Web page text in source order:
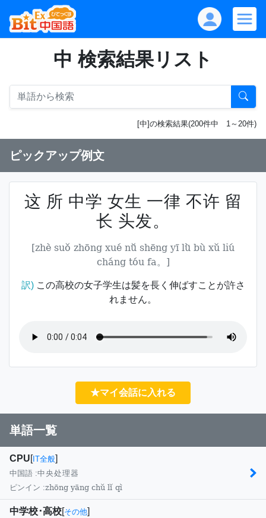
中 検索結果リスト
[中]の検索結果(200件中 1～20件)
ピックアップ例文
这 所 中学 女生 一律 不许 留
长 头发。
[zhè suǒ zhōng xué nǚ shēng yī lǜ bù xǔ liú
cháng tóu fa。]
訳)この高校の女子学生は髪を長く伸ばすことが許さ
れません。
★マイ会話に入れる
単語一覧
CPU[ IT全般]
中国語 :中央处理器
ピンイン :zhōng yāng chǔ lǐ qì
中学校･高校[その他]